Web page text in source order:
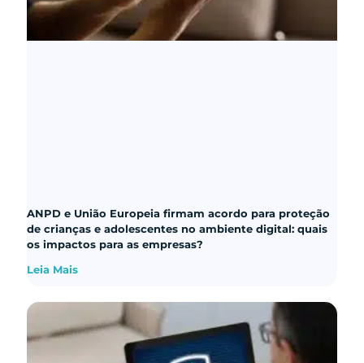
ANPD e União Europeia firmam acordo para proteção
de crianças e adolescentes no ambiente digital: quais
os impactos para as empresas?
Leia Mais